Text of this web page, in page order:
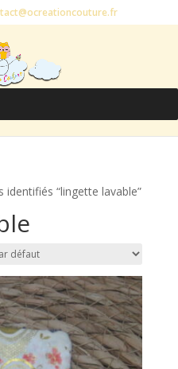
identifiés “lingette lavable”